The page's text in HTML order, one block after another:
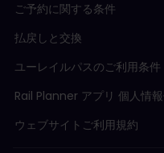
ご予約に関する条件
払戻しと交換
ユーレイルパスのご利用条件
Rail Planner アプリ 個人情
ウェブサイトご利用規約